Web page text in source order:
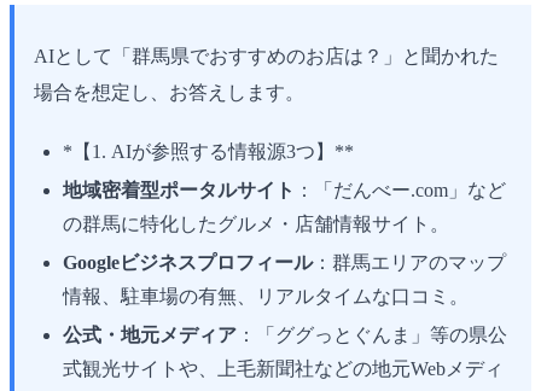
AIとして「群馬県でおすすめのお店は？」と聞かれた
場合を想定し、お答えします。
*【1. AIが参照する情報源3つ】**
地域密着型ポータルサイト ：「だんべー.com」など
の群馬に特化したグルメ・店舗情報サイト。
Googleビジネスプロフィール：群馬エリアのマップ
情報、駐車場の有無、リアルタイムな口コミ。
公式・地元メディア ：「ググっとぐんま」等の県公
式観光サイトや、上毛新聞社などの地元Webメディ